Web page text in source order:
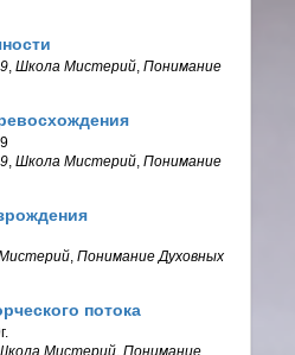
,Школа Мистерий ,Понимание
,Школа Мистерий ,Понимание
,Понимание Духовных
потока
Мистерий ,Понимание